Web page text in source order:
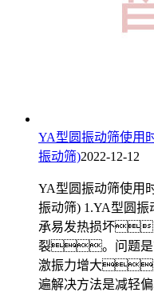
YA型圆振动筛使用
振动筛)2022-12-12
YA型圆振动筛使用
振动筛) 1.YA型圆
承易发热损坏
裂。问题是
激振力增大
遍解决方法是减轻